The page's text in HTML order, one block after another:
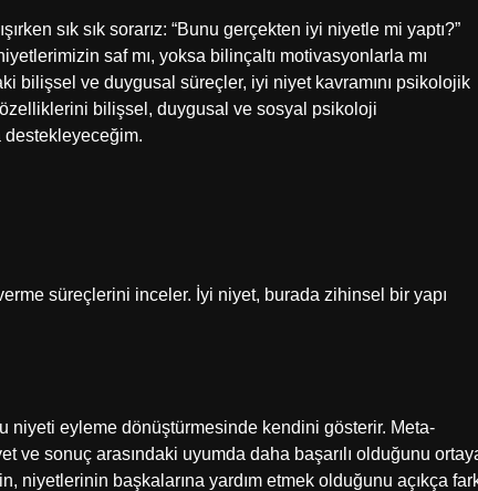
sık sık sorarız: “Bunu gerçekten iyi niyetle mi yaptı?”
saf mı, yoksa bilinçaltı motivasyonlarla mı
bilişsel ve duygusal süreçler, iyi niyet kavramını psikolojik
bilişsel, duygusal ve sosyal psikoloji
destekleyeceğim.
süreçlerini inceler. İyi niyet, burada zihinsel bir yapı
niyeti eyleme dönüştürmesinde kendini gösterir. Meta-
ve sonuç arasındaki uyumda daha başarılı olduğunu
niyetlerinin başkalarına yardım etmek olduğunu açıkça